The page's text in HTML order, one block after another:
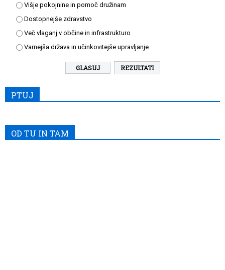
Višje pokojnine in pomoč družinam
Dostopnejše zdravstvo
Več vlaganj v občine in infrastrukturo
Varnejša država in učinkovitejše upravljanje
REZULTATI
PTUJ
OD TU IN TAM